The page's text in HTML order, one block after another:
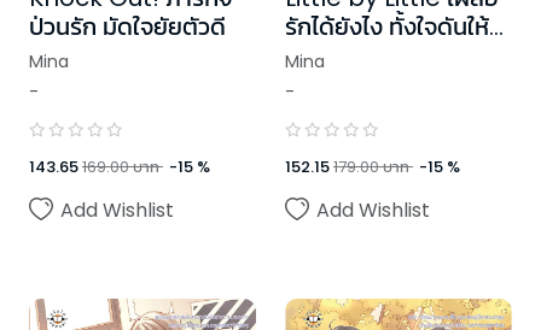
ป่วนรัก มัดใจยัยตัวดี
Mina
-
143.65169.00บาท -15 %
Add Wishlist
รักได้ยังไง ทั้งใจดันให้
เธอ
Mina
-
152.15179.00บาท -15 %
Add Wishlist